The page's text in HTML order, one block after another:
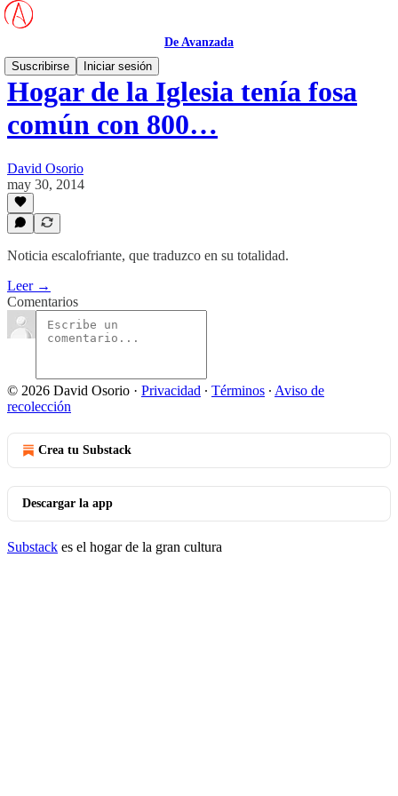
De Avanzada
Suscribirse
Iniciar sesión
Hogar de la Iglesia tenía fosa
común con 800…
David Osorio
may 30, 2014
Noticia escalofriante, que traduzco en su totalidad.
Leer →
Comentarios
© 2026 David Osorio · Privacidad ∙ Términos ∙ Aviso de
recolección
Crea tu Substack
Descargar la app
Substack es el hogar de la gran cultura